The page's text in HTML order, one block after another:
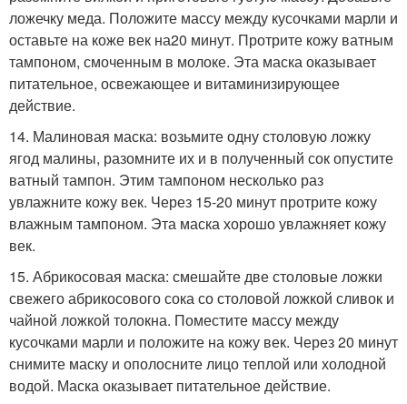
ложечку меда. Положите массу между кусочками марли и
оставьте на коже век на20 минут. Протрите кожу ватным
тампоном, смоченным в молоке. Эта маска оказывает
питательное, освежающее и витаминизирующее
действие.
14. Малиновая маска: возьмите одну столовую ложку
ягод малины, разомните их и в полученный сок опустите
ватный тампон. Этим тампоном несколько раз
увлажните кожу век. Через 15-20 минут протрите кожу
влажным тампоном. Эта маска хорошо увлажняет кожу
век.
15. Абрикосовая маска: смешайте две столовые ложки
свежего абрикосового сока со столовой ложкой сливок и
чайной ложкой толокна. Поместите массу между
кусочками марли и положите на кожу век. Через 20 минут
снимите маску и ополосните лицо теплой или холодной
водой. Маска оказывает питательное действие.